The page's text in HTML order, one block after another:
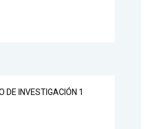
DE INVESTIGACIÓN 1